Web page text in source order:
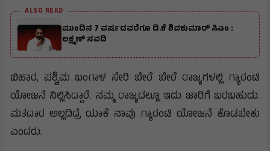
ALSO READ
ಮುಂದಿನ 7 ವರ್ಷದವರೆಗೂ ಡಿ.ಕೆ ಶಿವಕುಮಾರ್ ಸಿಎಂ :
ಲಕ್ಷ್ಮಣ್ ಸವದಿ
ಬಿಹಾರ, ಪಶ್ಚಿಮ ಬಂಗಾಳ ಸೇರಿ ಬೇರೆ ಬೇರೆ ರಾಜ್ಯಗಳಲ್ಲಿ ಗ್ಯಾರಂಟಿ
ಯೋಜನೆ ನಿಲ್ಲಿಸಿದ್ದಾರೆ. ನಮ್ಮ ರಾಜ್ಯದಲ್ಲೂ ಇದು ಜಾರಿಗೆ ಬರಬಹುದು.
ಮತದಾರ ಅಲ್ಲದಿದ್ರೆ ಯಾಕೆ ನಾವು ಗ್ಯಾರಂಟಿ ಯೋಜನೆ ಕೊಡಬೇಕು
ಎಂದರು.